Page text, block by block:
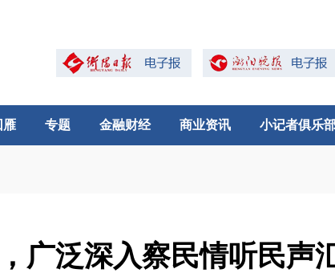
雁 专题 金融财经 商业资讯 小记者俱乐
广泛深入察民情听民声